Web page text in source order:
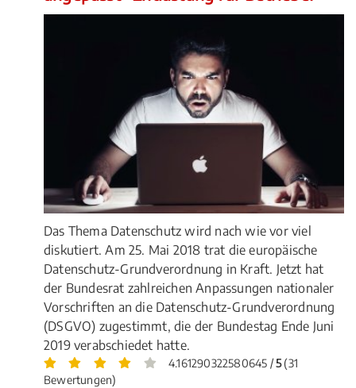
Das Thema Datenschutz wird nach wie vor viel
diskutiert. Am 25. Mai 2018 trat die europäische
Datenschutz-Grundverordnung in Kraft. Jetzt hat
der Bundesrat zahlreichen Anpassungen nationaler
Vorschriften an die Datenschutz-Grundverordnung
(DSGVO) zugestimmt, die der Bundestag Ende Juni
2019 verabschiedet hatte.
4.161290322580645 /5(31
Bewertungen)